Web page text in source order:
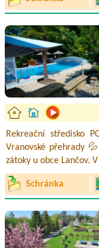
Rekreační středisko
Vranovské přehrady
zátoky u obce Lančov. V
Schránka